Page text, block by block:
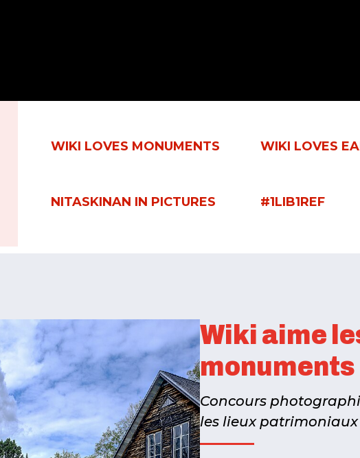
WIKI LOVES MONUMENTS WIKI LOVES
NITASKINAN IN PICTURES #1LIB1REF
Wiki aime
monuments
Concours
les lieux patrimoniaux